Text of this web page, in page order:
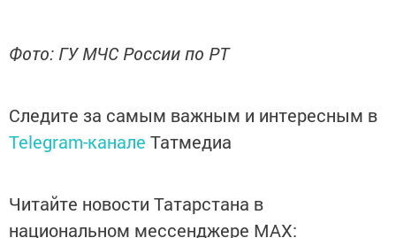
Фото: ГУ МЧС России по РТ
Следите за самым важным и интересным в
Telegram-канале Татмедиа
Читайте новости Татарстана в
национальном мессенджере MАХ: